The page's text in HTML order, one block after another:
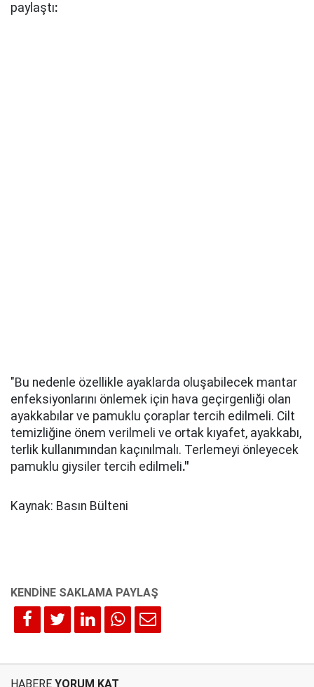
paylaştı:
"Bu nedenle özellikle ayaklarda oluşabilecek mantar
enfeksiyonlarını önlemek için hava geçirgenliği olan
ayakkabılar ve pamuklu çoraplar tercih edilmeli. Cilt
temizliğine önem verilmeli ve ortak kıyafet, ayakkabı,
terlik kullanımından kaçınılmalı. Terlemeyi önleyecek
pamuklu giysiler tercih edilmeli."
Kaynak: Basın Bülteni
HABERE YORUM KAT